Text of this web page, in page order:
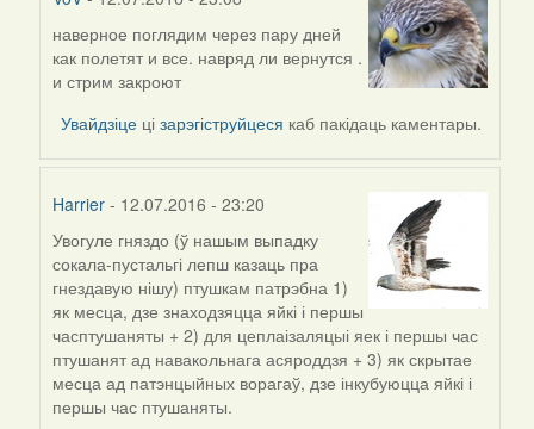
In
reply
to
by
Мікалай
(госць)
наверное поглядим через пару дней
как полетят и все. навряд ли вернутся .
и стрим закроют
Увайдзіце цізарэгіструйцеся каб пакідаць каментары.
Harrier - 12.07.2016 - 23:20
In
reply
to
by
Мікалай
(госць)
Увогуле гняздо (ў нашым выпадку
сокала-пустальгі лепш казаць пра
гнездавую нішу) птушкам патрэбна 1)
як месца, дзе знаходзяцца яйкі і першы
часптушаняты + 2) для цеплаізаляцыі яек і першы час
птушанят ад навакольнага асяроддзя + 3) як скрытае
месца ад патэнцыйных ворагаў, дзе інкубуюцца яйкі і
першы час птушаняты.